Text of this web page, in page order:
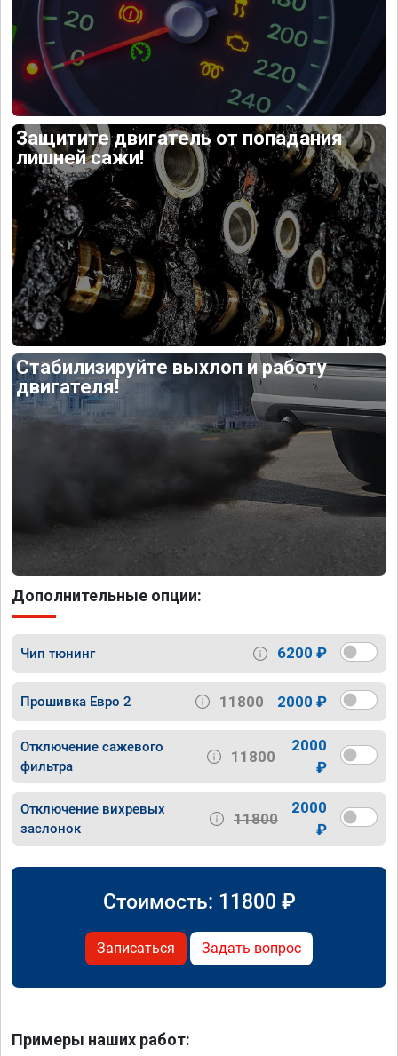
Защитите двигатель от попадания
лишней сажи!
Стабилизируйте выхлоп и работу
двигателя!
Дополнительные опции:
Чип тюнинг 6200 ₽
Прошивка Евро 2 11800 2000 ₽
Отключение сажевого
фильтра
11800
2000
₽
Отключение вихревых
заслонок
11800
2000
₽
Стоимость: 11800 ₽
Записаться Задать вопрос
Примеры наших работ: